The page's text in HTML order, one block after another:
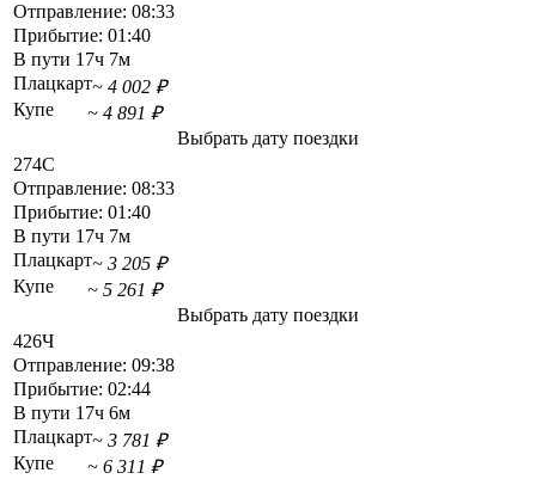
Отправление: 08:33
Прибытие: 01:40
В пути 17ч 7м
Плацкарт~ 4 002 ₽
Купе
~ 4 891 ₽
Выбрать дату поездки
274С
Отправление: 08:33
Прибытие: 01:40
В пути 17ч 7м
Плацкарт~ 3 205 ₽
Купе
~ 5 261 ₽
Выбрать дату поездки
426Ч
Отправление: 09:38
Прибытие: 02:44
В пути 17ч 6м
Плацкарт~ 3 781 ₽
Купе
~ 6 311 ₽